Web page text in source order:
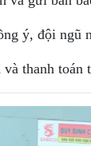
ý, đội ngũ
thanh toán